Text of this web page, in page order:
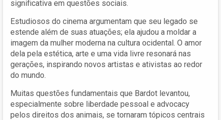
significativa em questões sociais.
Estudiosos do cinema argumentam que seu legado se
estende além de suas atuações; ela ajudou a moldar a
imagem da mulher moderna na cultura ocidental. O amor
dela pela estética, arte e uma vida livre resonará nas
gerações, inspirando novos artistas e ativistas ao redor
do mundo.
Muitas questões fundamentais que Bardot levantou,
especialmente sobre liberdade pessoal e advocacy
pelos direitos dos animais, se tornaram tópicos centrais